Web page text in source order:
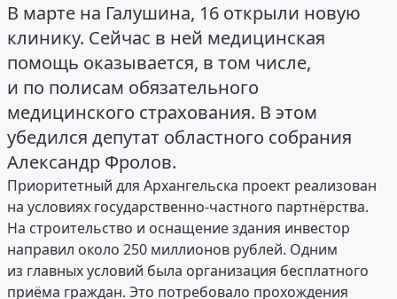
В марте на Галушина, 16 открыли новую
клинику. Сейчас в ней медицинская
помощь оказывается, в том числе,
и по полисам обязательного
медицинского страхования. В этом
убедился депутат областного собрания
Александр Фролов.
Приоритетный для Архангельска проект реализован
на условиях государственно-частного партнёрства.
На строительство и оснащение здания инвестор
направил около 250 миллионов рублей. Одним
из главных условий была организация бесплатного
приёма граждан. Это потребовало прохождения